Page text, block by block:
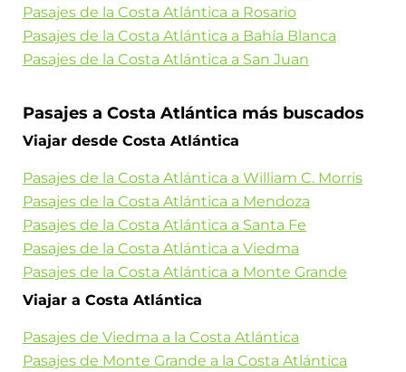
Pasajes de la Costa Atlántica a Rosario
Pasajes de la Costa Atlántica a Bahía Blanca
Pasajes de la Costa Atlántica a San Juan
Pasajes a Costa Atlántica más buscados
Viajar desde Costa Atlántica
Pasajes de la Costa Atlántica a William C. Morris
Pasajes de la Costa Atlántica a Mendoza
Pasajes de la Costa Atlántica a Santa Fe
Pasajes de la Costa Atlántica a Viedma
Pasajes de la Costa Atlántica a Monte Grande
Viajar a Costa Atlántica
Pasajes de Viedma a la Costa Atlántica
Pasajes de Monte Grande a la Costa Atlántica